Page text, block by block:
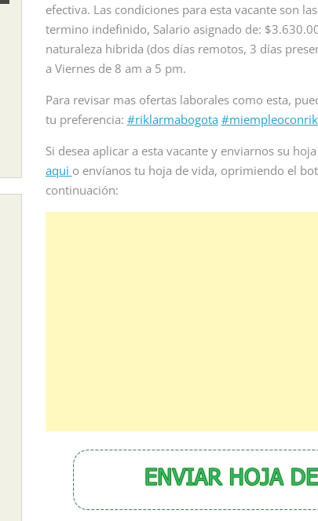
efectiva. Las condiciones para esta vacante son
termino indefinido, Salario asignado de:
naturaleza hibrida (dos días remotos, 3 días
a Viernes de 8 am a 5 pm.
Para revisar mas ofertas laborales como esta,
tu preferencia: #riklarmabogota
Si desea aplicar a esta vacante y enviarnos su
aqui o envíanos tu hoja de vida, oprimiendo el
continuación:
suplir vacante de empleo...
Read More
empresa
servicios...